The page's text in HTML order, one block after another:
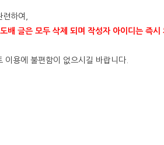
하여,
배 글은 모두 삭제 되며 작성자 아이디는 즉시
이용에 불편함이 없으시길 바랍니다.